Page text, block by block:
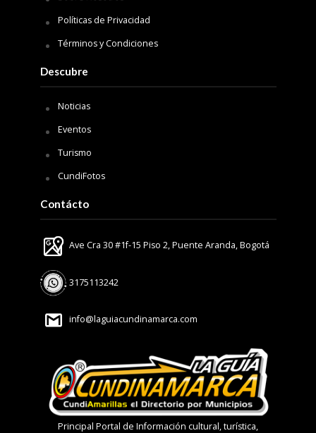
Políticas de Privacidad
Términos y Condiciones
Descubre
Noticias
Eventos
Turismo
CundiFotos
Contácto
Ave Cra 30 #1f-15 Piso 2, Puente Aranda, Bogotá
3175113242
info@laguiacundinamarca.com
Principal Portal de Información cultural, turística,